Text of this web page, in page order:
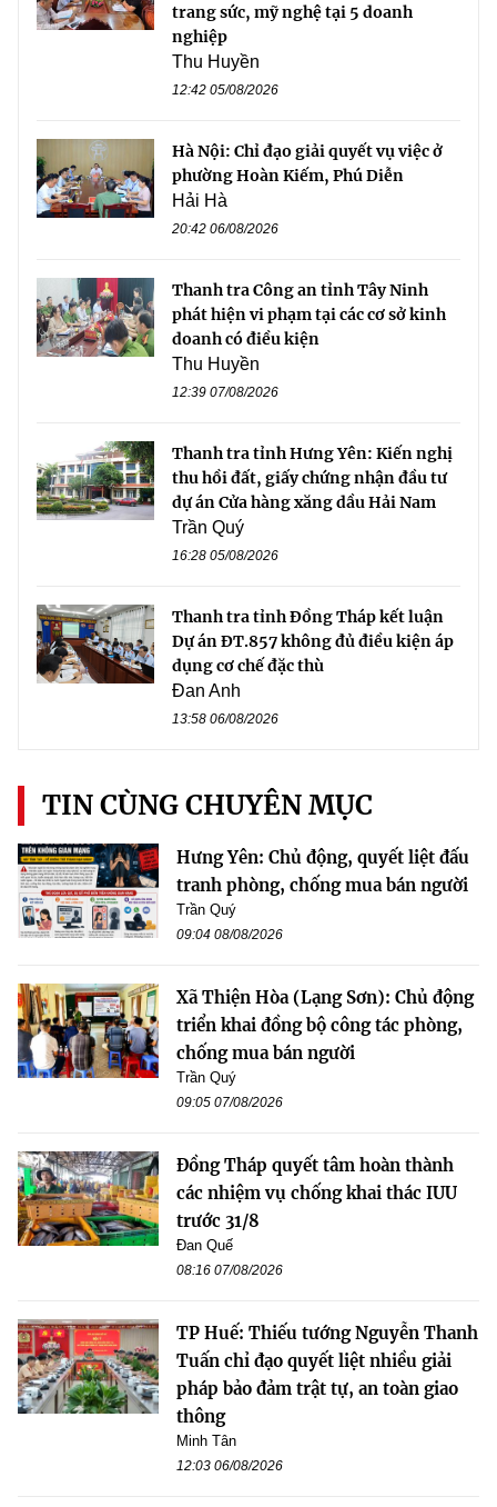
trang sức, mỹ nghệ tại 5 doanh
nghiệp
Thu Huyền
12:42 05/08/2026
Hà Nội: Chỉ đạo giải quyết vụ việc ở
phường Hoàn Kiếm, Phú Diễn
Hải Hà
20:42 06/08/2026
Thanh tra Công an tỉnh Tây Ninh
phát hiện vi phạm tại các cơ sở kinh
doanh có điều kiện
Thu Huyền
12:39 07/08/2026
Thanh tra tỉnh Hưng Yên: Kiến nghị
thu hồi đất, giấy chứng nhận đầu tư
dự án Cửa hàng xăng dầu Hải Nam
Trần Quý
16:28 05/08/2026
Thanh tra tỉnh Đồng Tháp kết luận
Dự án ĐT.857 không đủ điều kiện áp
dụng cơ chế đặc thù
Đan Anh
13:58 06/08/2026
TIN CÙNG CHUYÊN MỤC
Hưng Yên: Chủ động, quyết liệt đấu
tranh phòng, chống mua bán người
Trần Quý
09:04 08/08/2026
Xã Thiện Hòa (Lạng Sơn): Chủ động
triển khai đồng bộ công tác phòng,
chống mua bán người
Trần Quý
09:05 07/08/2026
Đồng Tháp quyết tâm hoàn thành
các nhiệm vụ chống khai thác IUU
trước 31/8
Đan Quế
08:16 07/08/2026
TP Huế: Thiếu tướng Nguyễn Thanh
Tuấn chỉ đạo quyết liệt nhiều giải
pháp bảo đảm trật tự, an toàn giao
thông
Minh Tân
12:03 06/08/2026